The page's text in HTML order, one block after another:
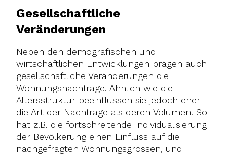
Gesellschaftliche
Veränderungen
Neben den demografischen und
wirtschaftlichen Entwicklungen prägen auch
gesellschaftliche Veränderungen die
Wohnungsnachfrage. Ähnlich wie die
Altersstruktur beeinflussen sie jedoch eher
die Art der Nachfrage als deren Volumen. So
hat z.B. die fortschreitende Individualisierung
der Bevölkerung einen Einfluss auf die
nachgefragten Wohnungsgrössen, und